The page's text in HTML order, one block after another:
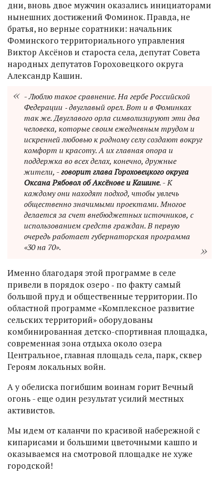
дни, вновь двое мужчин оказались инициаторами
нынешних достижений Фоминок. Правда, не
братья, но верные соратники: начальник
Фоминского территориального управления
Виктор Аксёнов и староста села, депутат Совета
народных депутатов Гороховецкого округа
Александр Кашин.
- Люблю такое сравнение. На гербе Российской
Федерации ‑ двуглавый орел. Вот и в Фоминках
так же. Двуглавого орла символизируют эти два
человека, которые своим ежедневным трудом и
искренней любовью к родному селу создают вокруг
комфорт и красоту. А их главная опора и
поддержка во всех делах, конечно, дружные
жители, -говорит глава Гороховецкого округа
Оксана Рябовол об Аксёнове и Кашине. - К
каждому они находят подход, чтобы увлечь
общественно значимыми проектами. Многое
делается за счет внебюджетных источников, с
использованием средств граждан. В первую
очередь работает губернаторская программа
«30 на 70».
Именно благодаря этой программе в селе
привели в порядок озеро ‑ по факту самый
большой пруд и общественные территории. По
областной программе «Комплексное развитие
сельских территорий» оборудованы
комбинированная детско-спортивная площадка,
современная зона отдыха около озера
Центральное, главная площадь села, парк, сквер
Героям локальных войн.
А у обелиска погибшим воинам горит Вечный
огонь - еще один результат усилий местных
активистов.
Мы идем от каланчи по красивой набережной с
кипарисами и большими цветочными кашпо и
оказываемся на смотровой площадке не хуже
городской!